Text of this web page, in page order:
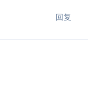
回复